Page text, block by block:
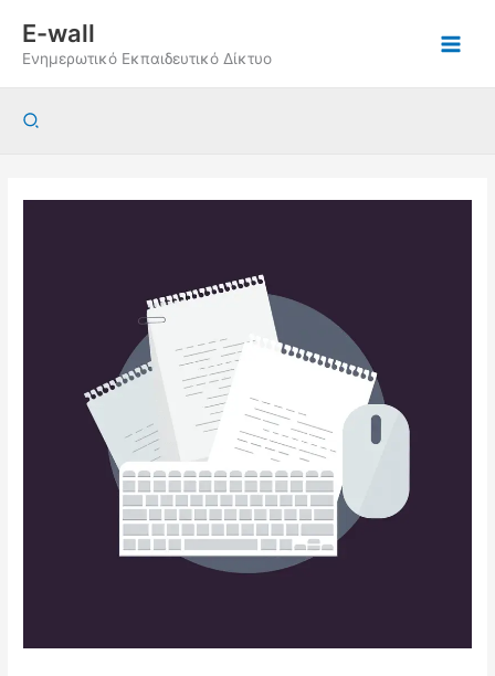
περιεχόμενο
E-wall
Ενημερωτικό Εκπαιδευτικό Δίκτυο
Αναζήτηση